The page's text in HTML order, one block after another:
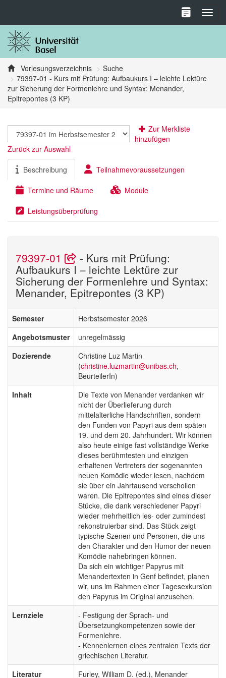
Vorlesungsverzeichnis
Suche
79397-01 - Kurs mit Prüfung: Aufbaukurs I – leichte Lektüre
zur Sicherung der Formenlehre und Syntax: Menander,
Epitrepontes (3 KP)
Zur Merkliste
hinzufügen
Zurück zur Auswahl
Beschreibung Teilnahmevoraussetzungen
Termine und Räume Module
Leistungsüberprüfung
79397-01 - Kurs mit Prüfung:
Aufbaukurs I – leichte Lektüre zur
Sicherung der Formenlehre und Syntax:
Menander, Epitrepontes (3 KP)
Semester
Herbstsemester 2026
Angebotsmuster
unregelmässig
Dozierende
Christine Luz Martin
(christine.luzmartin@unibas.ch,
BeurteilerIn)
Inhalt
Die Texte von Menander verdanken wir
nicht der Überlieferung durch
mittelalterliche Handschriften, sondern
den Funden von Papyri aus dem späten
19. und dem 20. Jahrhundert. Wir können
also heute einige fast vollständige Werke
dieses berühmtesten und einzigen
erhaltenen Vertreters der sogenannten
neuen Komödie wieder lesen, nachdem
sie über ein Jahrtausend verschollen
waren. Die Epitrepontes sind eines dieser
Stücke, die dank verschiedener Papyri
wieder mehrheitlich les- oder zumindest
rekonstruierbar sind. Das Stück zeigt
typische Szenen und Personen, die uns
den Charakter und den Humor der neuen
Komödie nahebringen können.
Da sich ein wichtiger Papyrus mit
Menandertexten in Genf befindet, planen
wir, uns im Rahmen einer Tagesexkursion
den Papyrus im Original anzusehen.
Lernziele
- Festigung der Sprach- und
Übersetzungkompetenzen sowie der
Formenlehre.
- Kennenlernen eines zentralen Texts der
griechischen Literatur.
Literatur
Furley, William D. (ed.), Menander